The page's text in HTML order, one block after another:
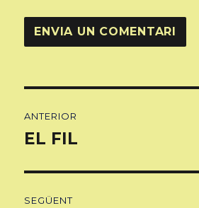
d'entrades
ANTERIOR
Entrada
EL FIL
SEGÜENT